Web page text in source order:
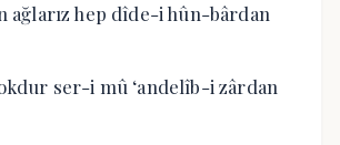
ağlarız hep dîde-i hûn-bârdan
ser-i mû ‘andelîb-i zârdan